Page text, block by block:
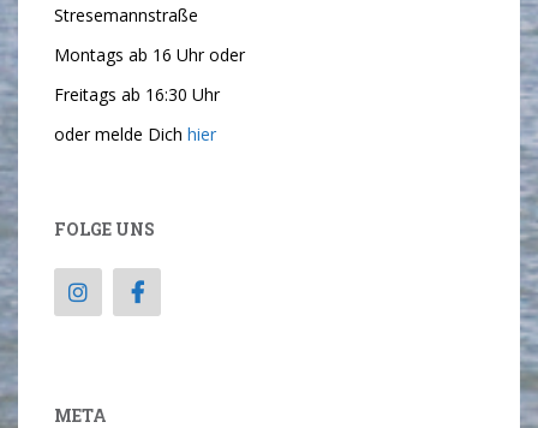
Stresemannstraße
Montags ab 16 Uhr oder
Freitags ab 16:30 Uhr
oder melde Dich hier
FOLGE UNS
META